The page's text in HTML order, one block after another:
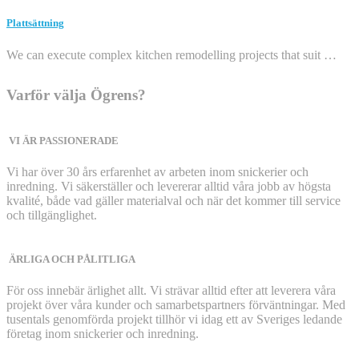
Plattsättning
We can execute complex kitchen remodelling projects that suit …
Varför välja Ögrens?
VI ÄR PASSIONERADE
Vi har över 30 års erfarenhet av arbeten inom snickerier och
inredning. Vi säkerställer och levererar alltid våra jobb av högsta
kvalité, både vad gäller materialval och när det kommer till service
och tillgänglighet.
ÄRLIGA OCH PÅLITLIGA
För oss innebär ärlighet allt. Vi strävar alltid efter att leverera våra
projekt över våra kunder och samarbetspartners förväntningar. Med
tusentals genomförda projekt tillhör vi idag ett av Sveriges ledande
företag inom snickerier och inredning.